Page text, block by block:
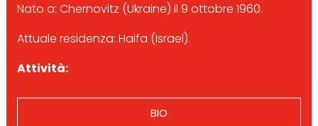
Nato a: Chernovitz (Ukraine) il 9 ottobre 1960.
Attuale residenza: Haifa (Israel).
Attività:
BIO